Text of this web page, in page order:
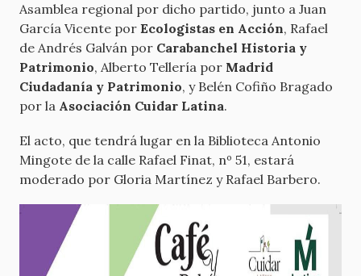
Asamblea regional por dicho partido, junto a Juan
García Vicente por Ecologistas en Acción, Rafael
de Andrés Galván por Carabanchel Historia y
Patrimonio, Alberto Tellería por Madrid
Ciudadanía y Patrimonio, y Belén Cofiño Bragado
por la Asociación Cuidar Latina.
El acto, que tendrá lugar en la Biblioteca Antonio
Mingote de la calle Rafael Finat, nº 51, estará
moderado por Gloria Martínez y Rafael Barbero.